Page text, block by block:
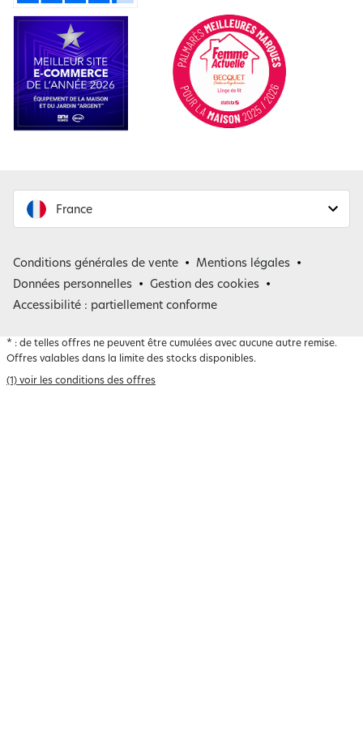
France
Belgique
Conditions générales de vente
Mentions légales
Données personnelles
Gestion des cookies
Accessibilité : partiellement conforme
* : de telles offres ne peuvent être cumulées avec aucune autre remise.
Offres valables dans la limite des stocks disponibles.
(1) voir les conditions des offres